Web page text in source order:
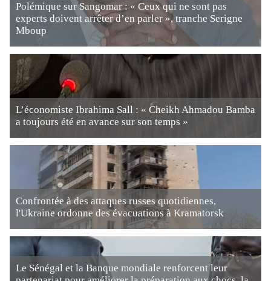
Polémique sur Sangomar : « Ceux qui ne sont pas
experts doivent arrêter d’en parler », tranche Serigne
Mboup
L’économiste Ibrahima Sall : « Cheikh Ahmadou Bamba
a toujours été en avance sur son temps »
Confrontée à des attaques russes quotidiennes,
l'Ukraine ordonne des évacuations à Kramatorsk
Le Sénégal et la Banque mondiale renforcent leur